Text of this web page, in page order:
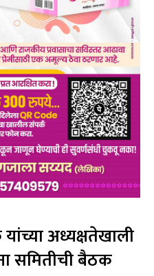
अध्यक्षतेखाली
समितीची बैठक